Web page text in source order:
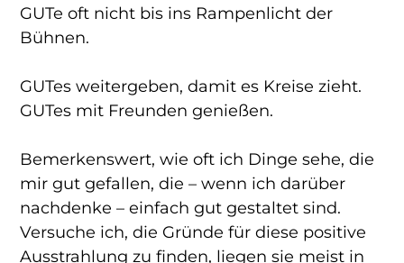
GUTe oft nicht bis ins Rampenlicht der
Bühnen.
GUTes weitergeben, damit es Kreise zieht.
GUTes mit Freunden genießen.
Bemerkenswert, wie oft ich Dinge sehe, die
mir gut gefallen, die – wenn ich darüber
nachdenke – einfach gut gestaltet sind.
Versuche ich, die Gründe für diese positive
Ausstrahlung zu finden, liegen sie meist in